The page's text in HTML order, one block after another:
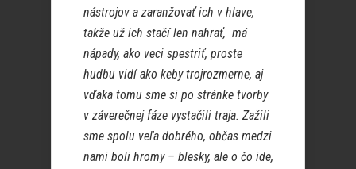
nástrojov a zaranžovať ich v hlave,
takže už ich stačí len nahrať, má
nápady, ako veci spestriť, proste
hudbu vidí ako keby trojrozmerne, aj
vďaka tomu sme si po stránke tvorby
v záverečnej fáze vystačili traja. Zažili
sme spolu veľa dobrého, občas medzi
nami boli hromy – blesky, ale o čo ide,